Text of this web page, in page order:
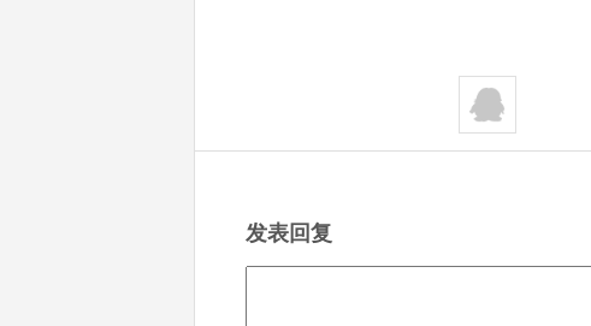
发表回复